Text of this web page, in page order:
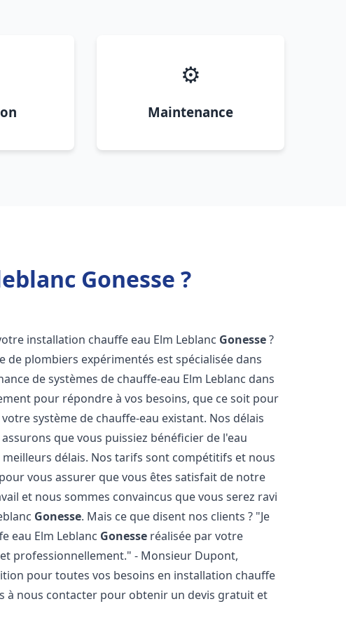
⚙️
Maintenance
Gonesse ?
installation chauffe eau Elm Leblanc Gonesse?
plombiers expérimentés est spécialisée dans
de systèmes de chauffe-eau Elm Leblanc dans
pour répondre à vos besoins, que ce soit pour
système de chauffe-eau existant. Nos délais
que vous puissiez bénéficier de l'eau
délais. Nos tarifs sont compétitifs et nous
vous assurer que vous êtes satisfait de notre
et nous sommes convaincus que vous serez ravi
Gonesse. Mais ce que disent nos clients ? "Je
eau Elm Leblanc Gonesse réalisée par votre
professionnellement." - Monsieur Dupont,
pour toutes vos besoins en installation chauffe
à nous contacter pour obtenir un devis gratuit et